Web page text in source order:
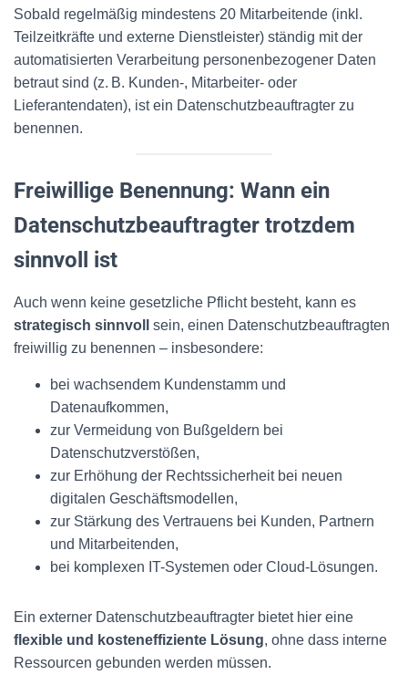
Sobald regelmäßig mindestens 20 Mitarbeitende (inkl.
Teilzeitkräfte und externe Dienstleister) ständig mit der
automatisierten Verarbeitung personenbezogener Daten
betraut sind (z. B. Kunden-, Mitarbeiter- oder
Lieferantendaten), ist ein Datenschutzbeauftragter zu
benennen.
Freiwillige Benennung: Wann ein
Datenschutzbeauftragter trotzdem
sinnvoll ist
Auch wenn keine gesetzliche Pflicht besteht, kann es
strategisch sinnvoll
sein, einen Datenschutzbeauftragten
freiwillig zu benennen – insbesondere:
bei wachsendem Kundenstamm und
Datenaufkommen,
zur Vermeidung von Bußgeldern bei
Datenschutzverstößen,
zur Erhöhung der Rechtssicherheit bei neuen
digitalen Geschäftsmodellen,
zur Stärkung des Vertrauens bei Kunden, Partnern
und Mitarbeitenden,
bei komplexen IT-Systemen oder Cloud-Lösungen.
Ein externer Datenschutzbeauftragter bietet hier eine
flexible und kosteneffiziente Lösung, ohne dass interne
Ressourcen gebunden werden müssen.